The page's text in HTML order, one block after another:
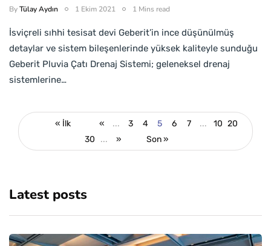
ByTülay Aydın 1 Ekim 2021 1 Mins read
İsviçreli sıhhi tesisat devi Geberit’in ince düşünülmüş
detaylar ve sistem bileşenlerinde yüksek kaliteyle sunduğu
Geberit Pluvia Çatı Drenaj Sistemi; geleneksel drenaj
sistemlerine…
« İlk « ... 3 4 5 6 7 ... 10 20
30
... » Son »
Latest posts